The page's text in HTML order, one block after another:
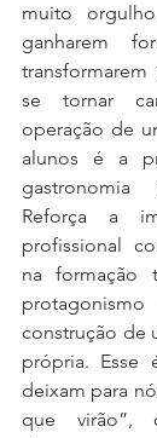
muito
ganharem
se tornar
operação de
alunos é a
Reforça a
profissional
na formação
construção de
própria.
deixam para
que virão”,